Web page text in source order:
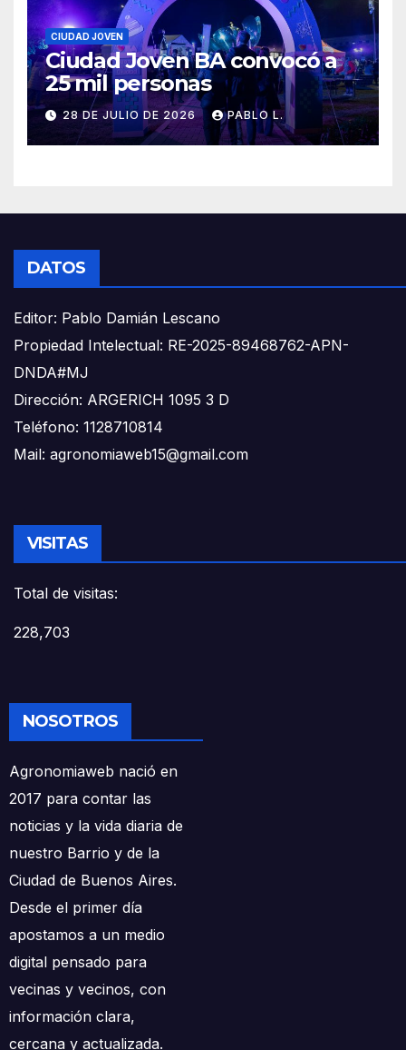
CIUDAD JOVEN
Ciudad Joven BA convocó a
25 mil personas
28 DE JULIO DE 2026 PABLO L.
DATOS
Editor: Pablo Damián Lescano
Propiedad Intelectual: RE-2025-89468762-APN-
DNDA#MJ
Dirección: ARGERICH 1095 3 D
Teléfono: 1128710814
Mail: agronomiaweb15@gmail.com
VISITAS
Total de visitas:
228,703
NOSOTROS
Agronomiaweb nació en
2017 para contar las
noticias y la vida diaria de
nuestro Barrio y de la
Ciudad de Buenos Aires.
Desde el primer día
apostamos a un medio
digital pensado para
vecinas y vecinos, con
información clara,
cercana y actualizada.